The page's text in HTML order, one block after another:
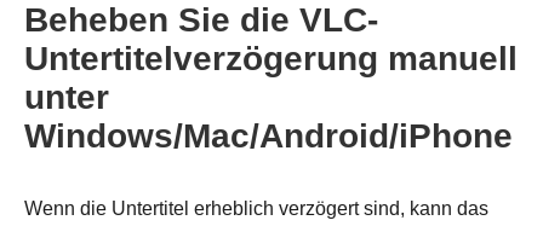
Beheben Sie die VLC-
Untertitelverzögerung manuell
unter
Windows/Mac/Android/iPhone
Wenn die Untertitel erheblich verzögert sind, kann das